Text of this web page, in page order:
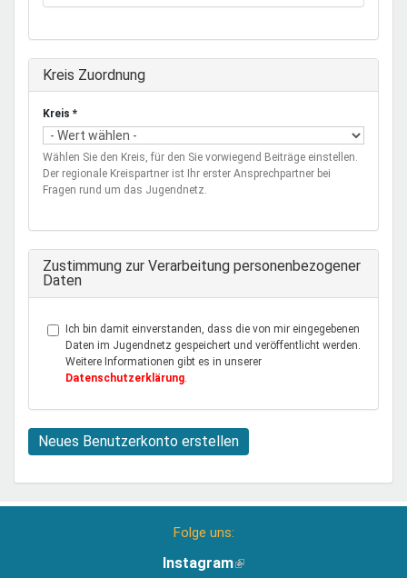
Ausblenden
Kreis Zuordnung
Kreis *
Wählen Sie den Kreis, für den Sie vorwiegend Beiträge einstellen.
Der regionale Kreispartner ist Ihr erster Ansprechpartner bei
Fragen rund um das Jugendnetz.
Zustimmung zur Verarbeitung personenbezogener
Daten
Ich bin damit einverstanden, dass die von mir eingegebenen
Daten im Jugendnetz gespeichert und veröffentlicht werden.
Weitere Informationen gibt es in unserer
Datenschutzerklärung
Neues Benutzerkonto erstellen
Folge uns:
Instagram(Link